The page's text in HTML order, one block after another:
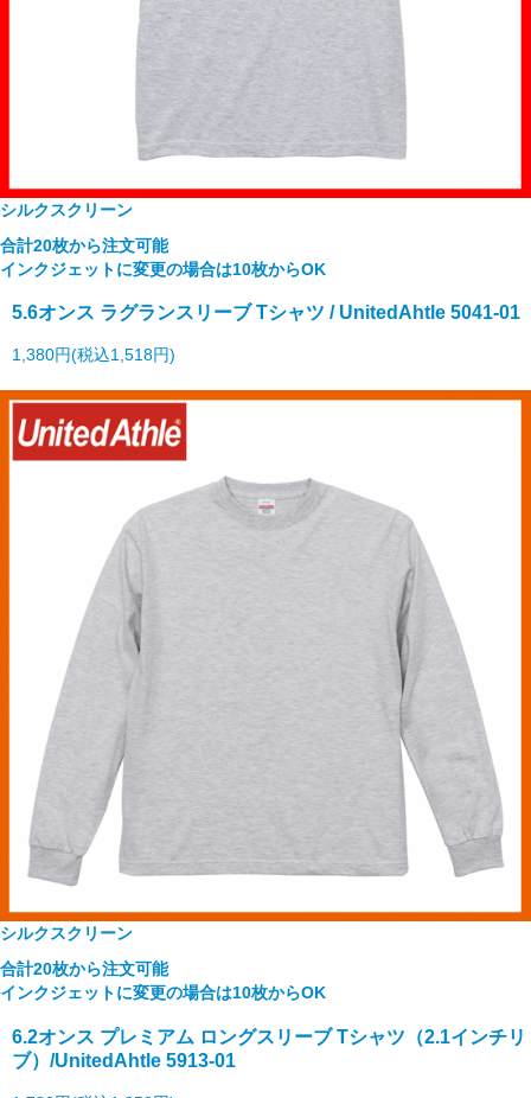
シルクスクリーン
合計20枚から注文可能
インクジェットに変更の場合は10枚からOK
5.6オンス ラグランスリーブ Tシャツ / UnitedAhtle 5041-01
1,380円(税込1,518円)
シルクスクリーン
合計20枚から注文可能
インクジェットに変更の場合は10枚からOK
6.2オンス プレミアム ロングスリーブ Tシャツ（2.1インチリ
ブ）/UnitedAhtle 5913-01